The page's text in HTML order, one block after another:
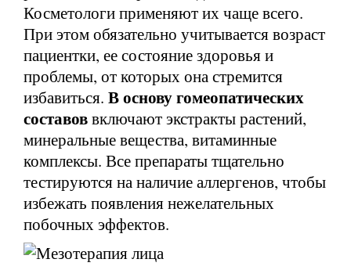
Косметологи применяют их чаще всего.
При этом обязательно учитывается возраст
пациентки, ее состояние здоровья и
проблемы, от которых она стремится
избавиться. В основу гомеопатических
составоввключают экстракты растений,
минеральные вещества, витаминные
комплексы. Все препараты тщательно
тестируются на наличие аллергенов, чтобы
избежать появления нежелательных
побочных эффектов.